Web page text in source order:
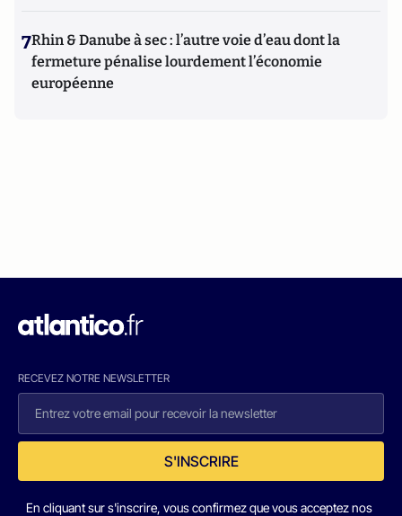
7Rhin & Danube à sec : l’autre voie d’eau dont la
fermeture pénalise lourdement l’économie
européenne
RECEVEZ NOTRE NEWSLETTER
S'INSCRIRE
En cliquant sur s'inscrire, vous confirmez que vous acceptez nos